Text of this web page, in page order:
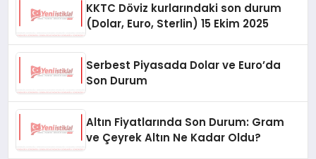
KKTC Döviz kurlarındaki son durum
(Dolar, Euro, Sterlin) 15 Ekim 2025
Serbest Piyasada Dolar ve Euro’da
Son Durum
Altın Fiyatlarında Son Durum: Gram
ve Çeyrek Altın Ne Kadar Oldu?